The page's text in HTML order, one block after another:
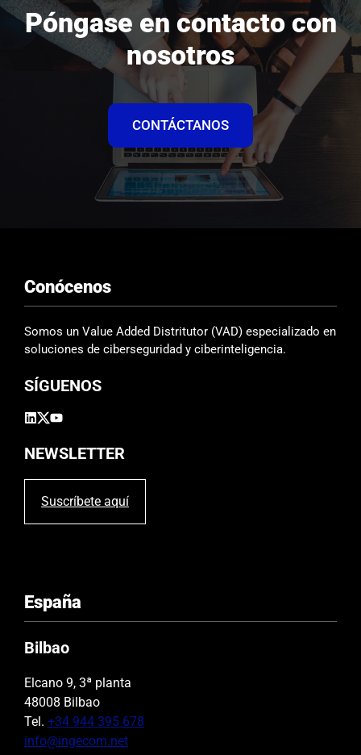
Póngase en contacto con
nosotros
CONTÁCTANOS
Conócenos
Somos un Value Added Distritutor (VAD) especializado en
soluciones de ciberseguridad y ciberinteligencia.
SÍGUENOS
NEWSLETTER
Suscríbete aquí
España
Bilbao
Elcano 9, 3ª planta
48008 Bilbao
Tel. +34 944 395 678
info@ingecom.net